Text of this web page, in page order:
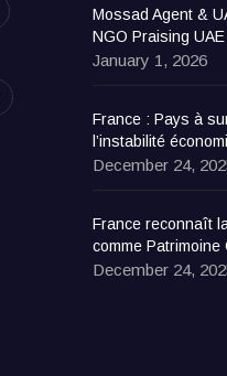
Mossad Agent &
NGO Praising
January 1, 2026
France : Pays à
l’instabilité
December 24,
France reconnaît
comme Patrimoine
December 24,